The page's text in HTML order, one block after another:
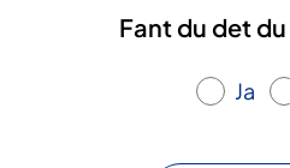
Fant du det
Ja